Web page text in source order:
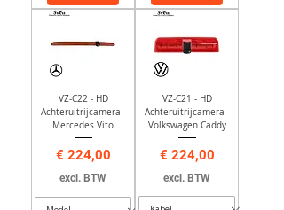
VZ-C22 - HD
Achteruitrijcamera -
Mercedes Vito
Prijs
€ 224,00
excl. BTW
VZ-C21 - HD
Achteruitrijcamera -
Volkswagen Caddy
Prijs
€ 224,00
excl. BTW